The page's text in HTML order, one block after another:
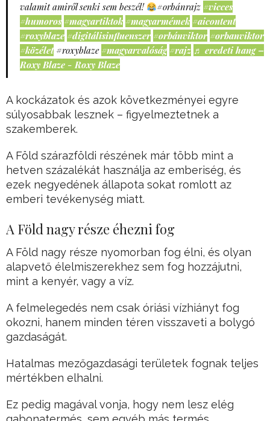
valamit amiről senki sem beszél!
#orbánrajz #vicces
#humoros #magyartiktok #magyarmémek #aicontent
#roxyblaze #digitálisinfluenszer #orbánviktor #orbanviktor
#közélet #roxyblaze #magyarvalóság #rajz ♬ eredeti hang –
Roxy Blaze - Roxy Blaze
A kockázatok és azok következményei egyre
súlyosabbak lesznek – figyelmeztetnek a
szakemberek.
A Föld szárazföldi részének már több mint a
hetven százalékát használja az emberiség, és
ezek negyedének állapota sokat romlott az
emberi tevékenység miatt.
A Föld nagy része éhezni fog
A Föld nagy része nyomorban fog élni, és olyan
alapvető élelmiszerekhez sem fog hozzájutni,
mint a kenyér, vagy a víz.
A felmelegedés nem csak óriási vízhiányt fog
okozni, hanem minden téren visszaveti a bolygó
gazdaságát.
Hatalmas mezőgazdasági területek fognak teljes
mértékben elhalni.
Ez pedig magával vonja, hogy nem lesz elég